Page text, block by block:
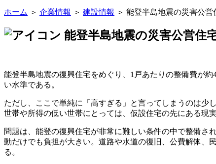
ホーム ＞ 企業情報 ＞ 建設情報 ＞ 能登半島地震の災害公
能登半島地震の災害公営住
能登半島地震の復興住宅をめぐり、1戸あたりの整備費が
い水準である。
ただし、ここで単純に「高すぎる」と言ってしまうのは少
世帯や所得の低い世帯にとっては、仮設住宅の先にある現
問題は、能登の復興住宅が非常に難しい条件の中で整備さ
動だけでも負担が大きい。道路や水道の復旧、公費解体、
る。